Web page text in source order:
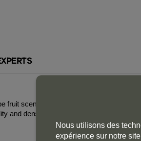
fruit scents: pristine, aromatic blueberry
and dense but well-integrated, yielding
Nous utilisons des
expérience sur notre